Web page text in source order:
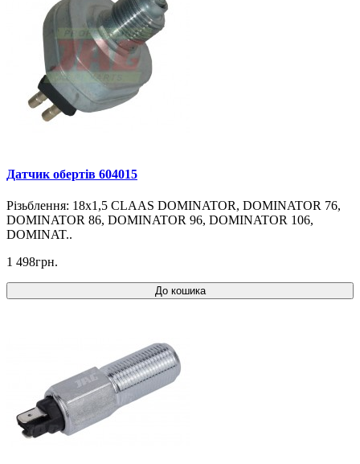
Датчик обертів 604015
Різьблення: 18x1,5 CLAAS DOMINATOR, DOMINATOR 76,
DOMINATOR 86, DOMINATOR 96, DOMINATOR 106,
DOMINAT..
1 498грн.
До кошика